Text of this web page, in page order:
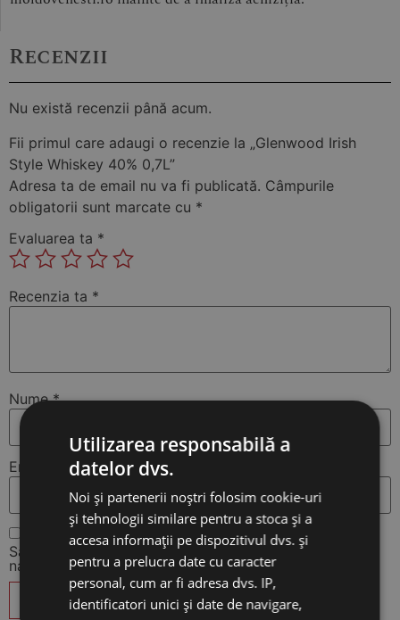
Recenzii
Nu există recenzii până acum.
Fii primul care adaugi o recenzie la „Glenwood Irish
Style Whiskey 40% 0,7L”
Adresa ta de email nu va fi publicată. Câmpurile
obligatorii sunt marcate cu *
Evaluarea ta *
Recenzia ta *
Nume*
Email
Salvează-mi numele, emailul și site-ul web în acest
navigator pentru data viitoare când o să comentez.
Utilizarea responsabilă a
datelor dvs.
Noi și partenerii noștri folosim cookie-uri
și tehnologii similare pentru a stoca și a
accesa informații pe dispozitivul dvs. și
pentru a prelucra date cu caracter
personal, cum ar fi adresa dvs. IP,
identificatori unici și date de navigare,